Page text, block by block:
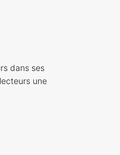
dans ses
une